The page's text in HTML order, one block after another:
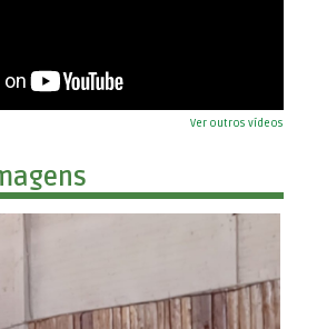
Ver outros vídeos